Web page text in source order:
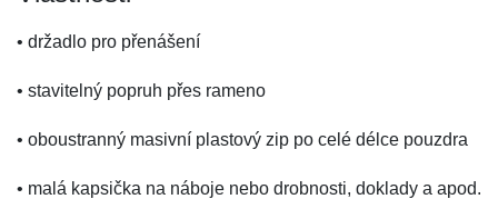
• držadlo pro přenášení
• stavitelný popruh přes rameno
• oboustranný masivní plastový zip po celé délce pouzdra
• malá kapsička na náboje nebo drobnosti, doklady a apod.